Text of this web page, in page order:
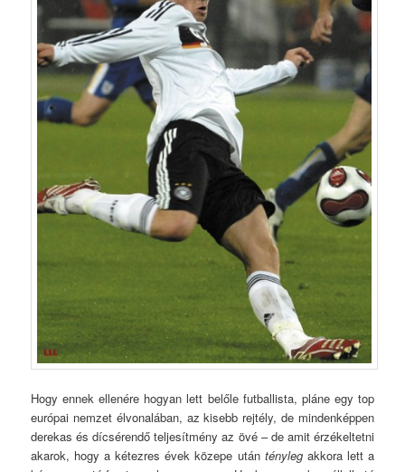
Hogy ennek ellenére hogyan lett belőle futballista, pláne egy top
európai nemzet élvonalában, az kisebb rejtély, de mindenképpen
derekas és dícsérendő teljesítmény az övé – de amit érzékeltetni
akarok, hogy a kétezres évek közepe után ténylegakkora lett a